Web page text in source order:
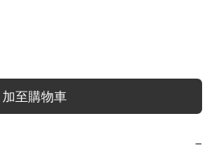
加至購物車
−